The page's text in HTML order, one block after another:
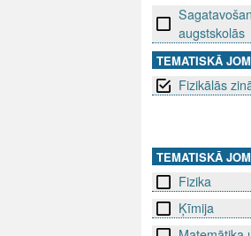
L
V
augstskolās
TEMATISKĀ
Fizikālās
TEMATISKĀ
Fizika
Ķīmija